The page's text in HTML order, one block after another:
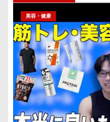
美容・健康